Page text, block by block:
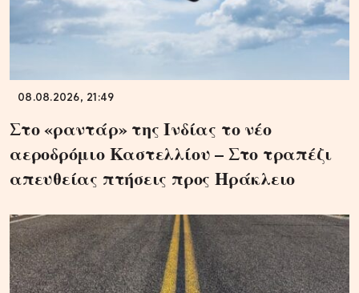
08.08.2026, 21:49
Στο «ραντάρ» της Ινδίας το νέο
αεροδρόμιο Καστελλίου – Στο τραπέζι
απευθείας πτήσεις προς Ηράκλειο